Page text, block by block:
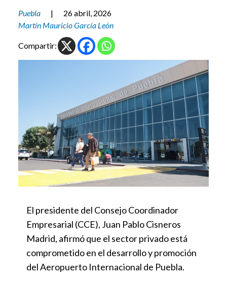
Puebla |
26 abril, 2026
Martín Mauricio García León
Compartir:
El presidente del Consejo Coordinador
Empresarial (CCE), Juan Pablo Cisneros
Madrid, afirmó que el sector privado está
comprometido en el desarrollo y promoción
del Aeropuerto Internacional de Puebla.